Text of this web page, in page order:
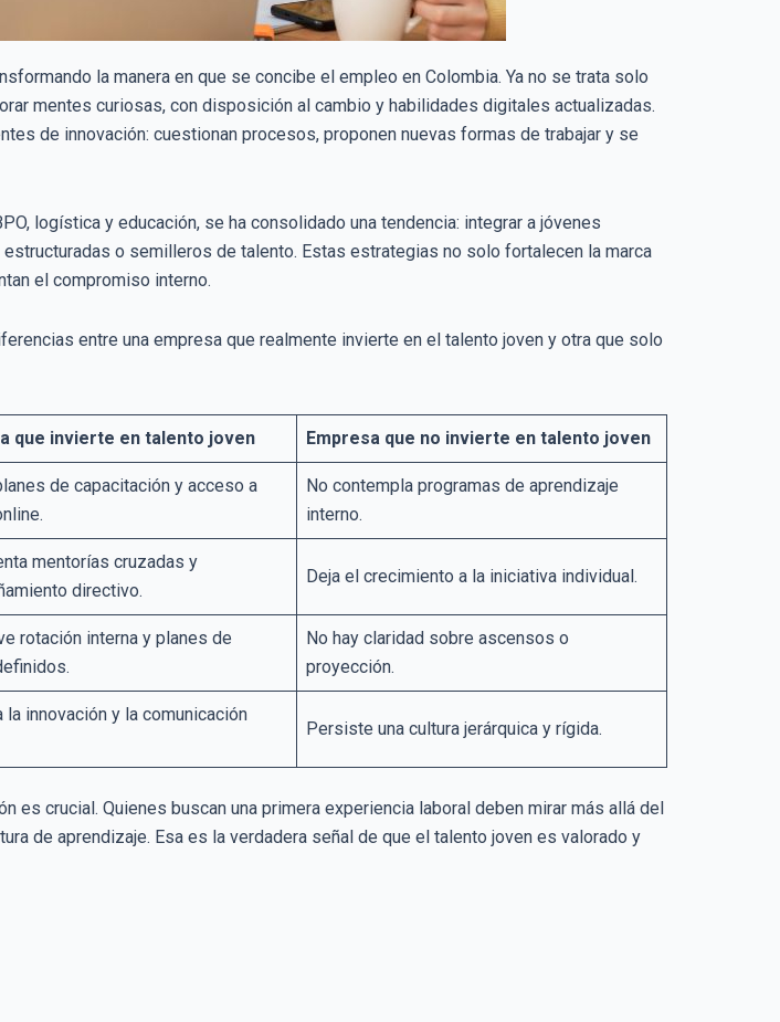
la manera en que se concibe el empleo en Colombia. Ya no se trata solo
mentes curiosas, con disposición al cambio y habilidades digitales actualizadas.
de innovación: cuestionan procesos, proponen nuevas formas de trabajar y se
logística y educación, se ha consolidado una tendencia: integrar a jóvenes
o semilleros de talento. Estas estrategias no solo fortalecen la marca
el compromiso interno.
entre una empresa que realmente invierte en el talento joven y otra que solo
que invierte en talento joven Empresa que no invierte en talento joven
de capacitación y acceso a
No contempla programas de aprendizaje
interno.
mentorías cruzadas y
directivo.
Deja el crecimiento a la iniciativa individual.
rotación interna y planes de
No hay claridad sobre ascensos o
proyección.
la innovación y la comunicación
Persiste una cultura jerárquica y rígida.
es crucial. Quienes buscan una primera experiencia laboral deben mirar más allá del
de aprendizaje. Esa es la verdadera señal de que el talento joven es valorado y